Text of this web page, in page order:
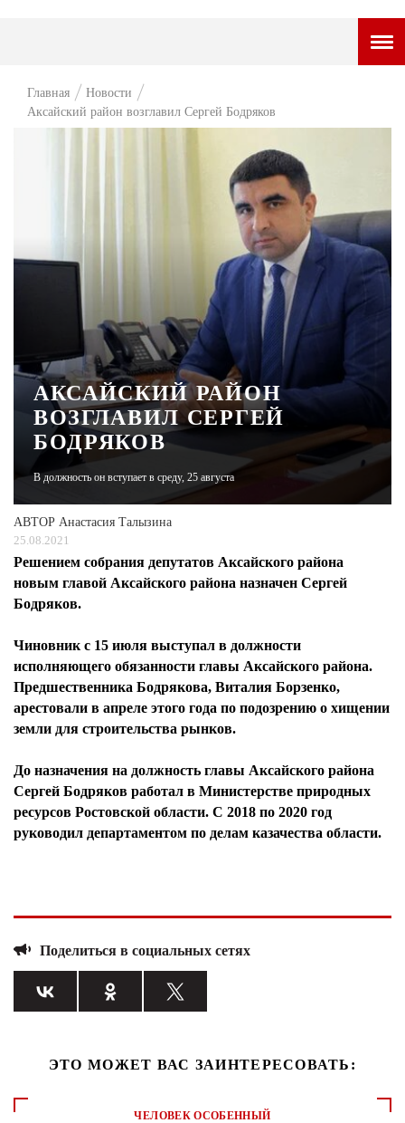
НОВОСТИ
ВОПРОС НЕДЕЛИ
ПРЕМЬЕРА
ТАМ И ТУТ
СТИЛЬ ЖИЗНИ
ЧЕЛОВЕК ОСОБЕННЫЙ
КУЛЬТ ЕДЫ
Главная
Новости
Аксайский район возглавил Сергей Бодряков
АКСАЙСКИЙ РАЙОН
ВОЗГЛАВИЛ СЕРГЕЙ
БОДРЯКОВ
В должность он вступает в среду, 25 августа
АВТОР Анастасия Талызина
25.08.2021
Решением собрания депутатов Аксайского района
новым главой Аксайского района назначен Сергей
Бодряков.
Чиновник с 15 июля выступал в должности
исполняющего обязанности главы Аксайского района.
Предшественника Бодрякова, Виталия Борзенко,
арестовали в апреле этого года по подозрению о хищении
земли для строительства рынков.
До назначения на должность главы Аксайского района
Сергей Бодряков работал в Министерстве природных
ресурсов Ростовской области. С 2018 по 2020 год
руководил департаментом по делам казачества области.
Поделиться в социальных сетях
ЭТО МОЖЕТ ВАС ЗАИНТЕРЕСОВАТЬ:
ЧЕЛОВЕК ОСОБЕННЫЙ